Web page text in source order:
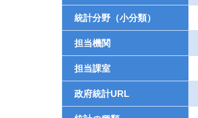
統計分野（小分類）
担当機関
担当課室
政府統計URL